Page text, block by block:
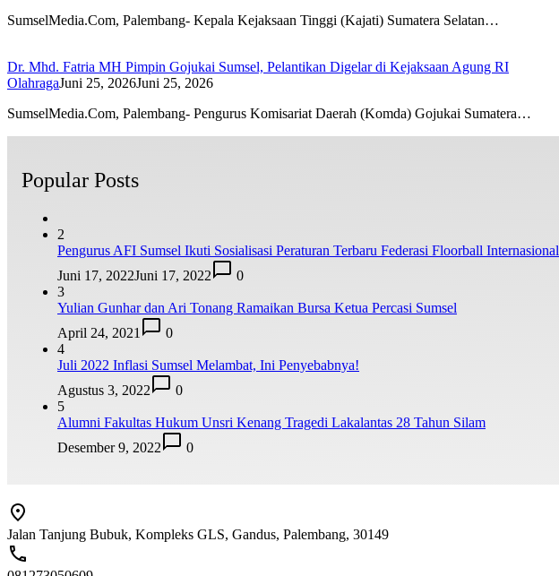
SumselMedia.Com, Palembang- Kepala Kejaksaan Tinggi (Kajati) Sumatera Selatan…
Dr. Mhd. Fatria MH Pimpin Gojukai Sumsel, Pelantikan Digelar di Kejaksaan Agung RI
OlahragaJuni 25, 2026Juni 25, 2026
SumselMedia.Com, Palembang- Pengurus Komisariat Daerah (Komda) Gojukai Sumatera…
Popular Posts
2
Pengurus AFI Sumsel Ikuti Sosialisasi Peraturan Terbaru Federasi Floorball Internasional
Juni 17, 2022Juni 17, 2022
0
3
Yulian Gunhar dan Ari Tonang Ramaikan Bursa Ketua Percasi Sumsel
April 24, 2021
0
4
Juli 2022 Inflasi Sumsel Melambat, Ini Penyebabnya!
Agustus 3, 2022
0
5
Alumni Fakultas Hukum Unsri Kenang Tragedi Lakalantas 28 Tahun Silam
Desember 9, 2022
0
Jalan Tanjung Bubuk, Kompleks GLS, Gandus, Palembang, 30149